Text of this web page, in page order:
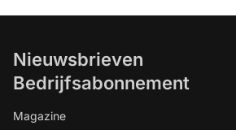
Nieuwsbrieven
Bedrijfsabonnement
Magazine